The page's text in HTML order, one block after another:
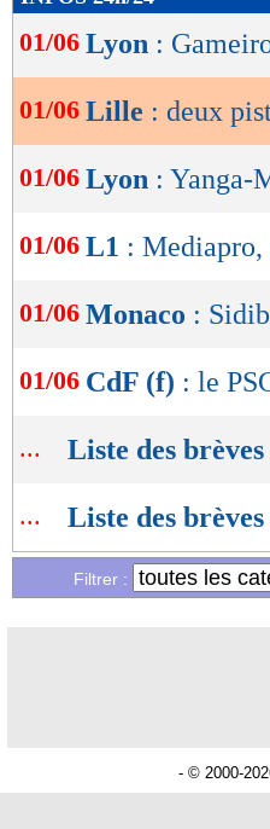
de
lecture
OK
01/06 Lyon :
01/06 Lille : deux
01/06 Lyon : Yanga-
01/06 L1 : Mediapro,
01/06 Monaco :
01/06 CdF (f) : le
... Liste des
... Liste des
Filtrer :
- © 2000-